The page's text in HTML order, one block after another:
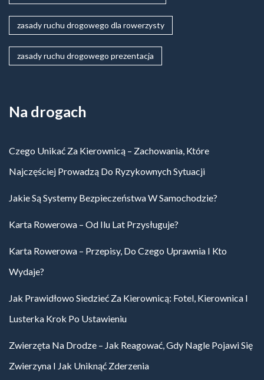
zasady ruchu drogowego dla rowerzysty
zasady ruchu drogowego prezentacja
Na drogach
Czego Unikać Za Kierownicą – Zachowania, Które
Najczęściej Prowadzą Do Ryzykownych Sytuacji
Jakie Są Systemy Bezpieczeństwa W Samochodzie?
Karta Rowerowa – Od Ilu Lat Przysługuje?
Karta Rowerowa – Przepisy, Do Czego Uprawnia I Kto
Wydaje?
Jak Prawidłowo Siedzieć Za Kierownicą: Fotel, Kierownica I
Lusterka Krok Po Ustawieniu
Zwierzęta Na Drodze – Jak Reagować, Gdy Nagle Pojawi Się
Zwierzyna I Jak Uniknąć Zderzenia